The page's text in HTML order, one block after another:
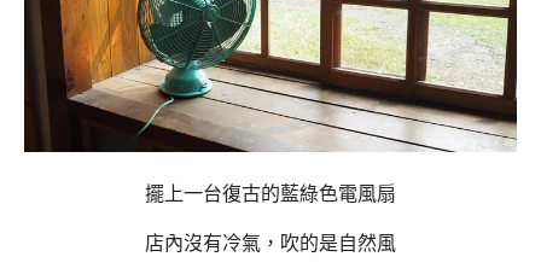
擺上一台復古的藍綠色電風扇
店內沒有冷氣，吹的是自然風